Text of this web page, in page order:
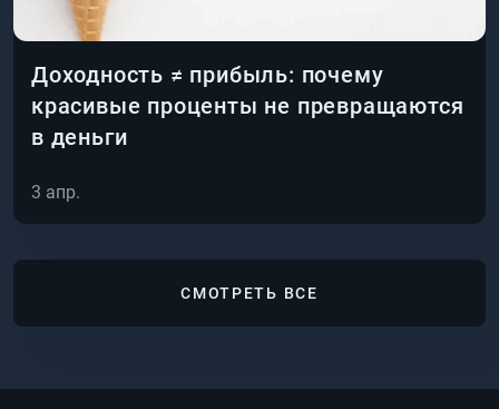
Доходность ≠ прибыль: почему
красивые проценты не превращаются
в деньги
3 апр.
СМОТРЕТЬ ВСЕ